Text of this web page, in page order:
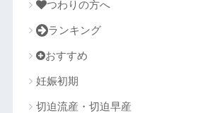
つわりの方へ
ランキング
おすすめ
妊娠初期
切迫流産・切迫早産